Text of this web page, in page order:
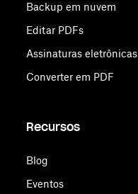
Backup em nuvem
Editar PDFs
Assinaturas eletrônicas
Converter em PDF
Recursos
Blog
Eventos